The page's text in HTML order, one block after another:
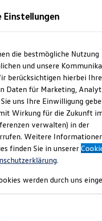
Gebrauchtwagen
Einstellungen
die bestmögliche Nutzung
und unsere
berücksichtigen hierbei Ihre
Daten für Marketing,
uns Ihre Einwilligung
Wirkung für die Zukunft
verwalten) in der
Weitere
finden Sie in unserer
.
werden durch uns